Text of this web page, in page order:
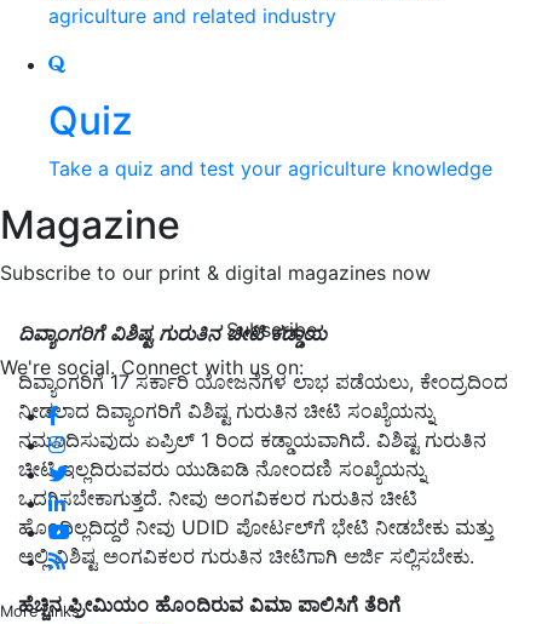
agriculture and related industry
Quiz
Take a quiz and test your agriculture knowledge
Magazine
Subscribe to our print & digital magazines now
Subscribe
We're social. Connect with us on:
More Links
ದಿವ್ಯಾಂಗರಿಗೆ ವಿಶಿಷ್ಟ ಗುರುತಿನ ಚೀಟಿ ಕಡ್ಡಾಯ
ದಿವ್ಯಾಂಗರಿಗೆ 17 ಸರ್ಕಾರಿ ಯೋಜನೆಗಳ ಲಾಭ ಪಡೆಯಲು, ಕೇಂದ್ರದಿಂದ
ನೀಡಲಾದ ದಿವ್ಯಾಂಗರಿಗೆ ವಿಶಿಷ್ಟ ಗುರುತಿನ ಚೀಟಿ ಸಂಖ್ಯೆಯನ್ನು
ನಮೂದಿಸುವುದು ಏಪ್ರಿಲ್ 1 ರಿಂದ ಕಡ್ಡಾಯವಾಗಿದೆ. ವಿಶಿಷ್ಟ ಗುರುತಿನ
ಚೀಟಿ ಇಲ್ಲದಿರುವವರು ಯುಡಿಐಡಿ ನೋಂದಣಿ ಸಂಖ್ಯೆಯನ್ನು
ಒದಗಿಸಬೇಕಾಗುತ್ತದೆ. ನೀವು ಅಂಗವಿಕಲರ ಗುರುತಿನ ಚೀಟಿ
ಹೊಂದಿಲ್ಲದಿದ್ದರೆ ನೀವು UDID ಪೋರ್ಟಲ್‌ಗೆ ಭೇಟಿ ನೀಡಬೇಕು ಮತ್ತು
ಅಲ್ಲಿ ವಿಶಿಷ್ಟ ಅಂಗವಿಕಲರ ಗುರುತಿನ ಚೀಟಿಗಾಗಿ ಅರ್ಜಿ ಸಲ್ಲಿಸಬೇಕು.
ಹೆಚ್ಚಿನ ಪ್ರೀಮಿಯಂ ಹೊಂದಿರುವ ವಿಮಾ ಪಾಲಿಸಿಗೆ ತೆರಿಗೆ